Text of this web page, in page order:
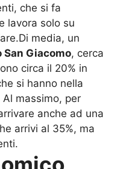
che si fa
lavora solo su
media, un
San Giacomo, cerca
circa il 20% in
si hanno nella
massimo, per
anche ad una
arrivi al 35%, ma